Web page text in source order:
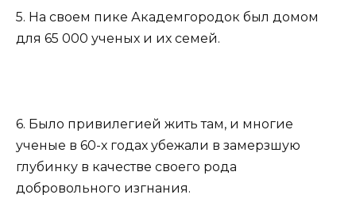
5. На своем пике Академгородок был домом
для 65 000 ученых и их семей.
6. Было привилегией жить там, и многие
ученые в 60-х годах убежали в замерзшую
глубинку в качестве своего рода
добровольного изгнания.